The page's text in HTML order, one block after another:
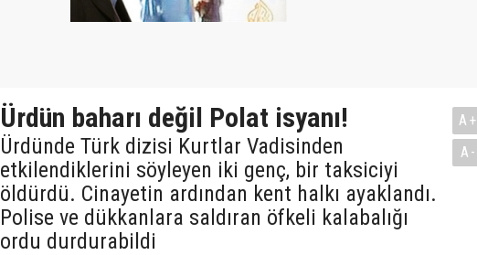
Ürdün baharı değil Polat isyanı!
Ürdünde Türk dizisi Kurtlar Vadisinden
etkilendiklerini söyleyen iki genç, bir taksiciyi
öldürdü. Cinayetin ardından kent halkı ayaklandı.
Polise ve dükkanlara saldıran öfkeli kalabalığı
ordu durdurabildi
A+
A-